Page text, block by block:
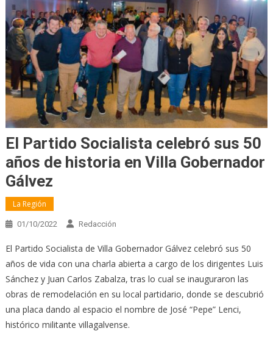
El Partido Socialista celebró sus 50
años de historia en Villa Gobernador
Gálvez
La Región
01/10/2022 Redacción
El Partido Socialista de Villa Gobernador Gálvez celebró sus 50
años de vida con una charla abierta a cargo de los dirigentes Luis
Sánchez y Juan Carlos Zabalza, tras lo cual se inauguraron las
obras de remodelación en su local partidario, donde se descubrió
una placa dando al espacio el nombre de José “Pepe” Lenci,
histórico militante villagalvense.